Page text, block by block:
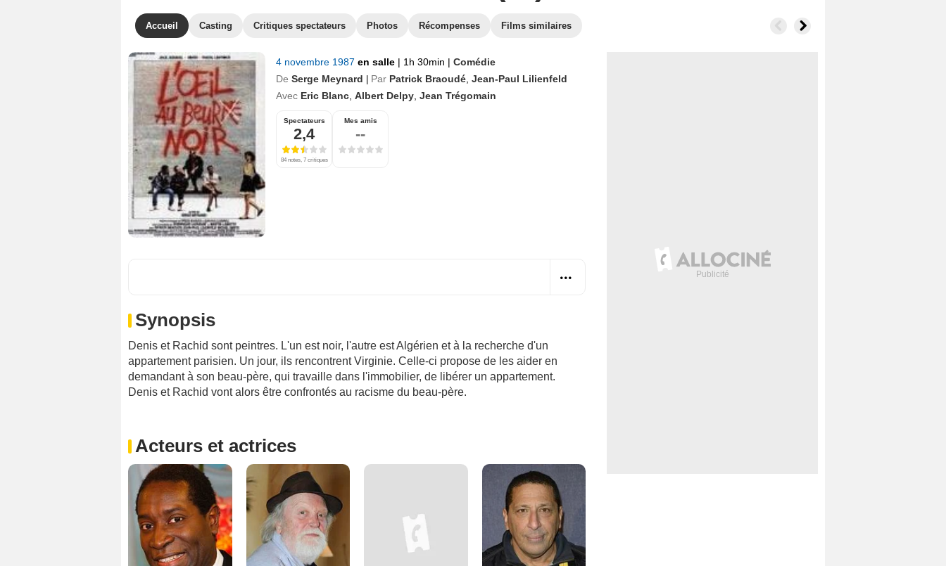
Accueil Casting Critiques spectateurs Photos Récompenses Films similaires
4 novembre 1987 en salle | 1h 30min | Comédie
De Serge Meynard Par Patrick Braoudé Jean-Paul Lilienfeld
Avec Eric Blanc Albert Delpy Jean Trégomain
Spectateurs
2,4
84 notes, 7 critiques
Mes amis
--
Synopsis
Denis et Rachid sont peintres. L'un est noir, l'autre est Algérien et à la recherche d'un
appartement parisien. Un jour, ils rencontrent Virginie. Celle-ci propose de les aider en
demandant à son beau-père, qui travaille dans l'immobilier, de libérer un appartement.
Denis et Rachid vont alors être confrontés au racisme du beau-père.
Acteurs et actrices